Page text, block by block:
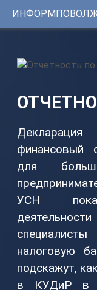
ЦКБ
37331-
от
24.01.2014г.
Youtube-
Telegram-
КОНТАКТЫ
(831)
Услуги
Уникальные
финансовый
для
УСН
налоговую
подскажут,
в КУДиР в